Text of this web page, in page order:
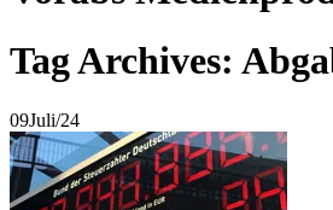
Tag Archives:
09Juli/24